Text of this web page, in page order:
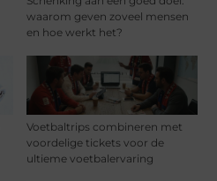
waarom geven zoveel mensen
en hoe werkt het?
Voetbaltrips combineren met
voordelige tickets voor de
ultieme voetbalervaring